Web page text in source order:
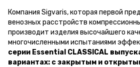
Компания Sigvaris, которая первой
венозных расстройств
производит изделия высочайшего
многочисленными испытаниями
серии Essential CLASSICAL
вариантах: с закрытым и